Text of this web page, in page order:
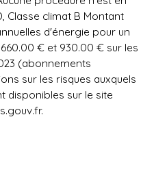
Classe climat B Montant
d'énergie pour un
€ et 930.00 € sur les
(abonnements
sur les risques auxquels
disponibles sur le site